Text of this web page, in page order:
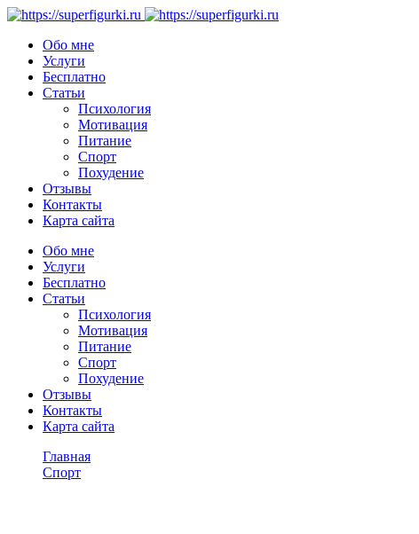
Обо мне
Услуги
Бесплатно
Статьи
Психология
Мотивация
Питание
Спорт
Похудение
Отзывы
Контакты
Карта сайта
Обо мне
Услуги
Бесплатно
Статьи
Психология
Мотивация
Питание
Спорт
Похудение
Отзывы
Контакты
Карта сайта
Главная
Спорт